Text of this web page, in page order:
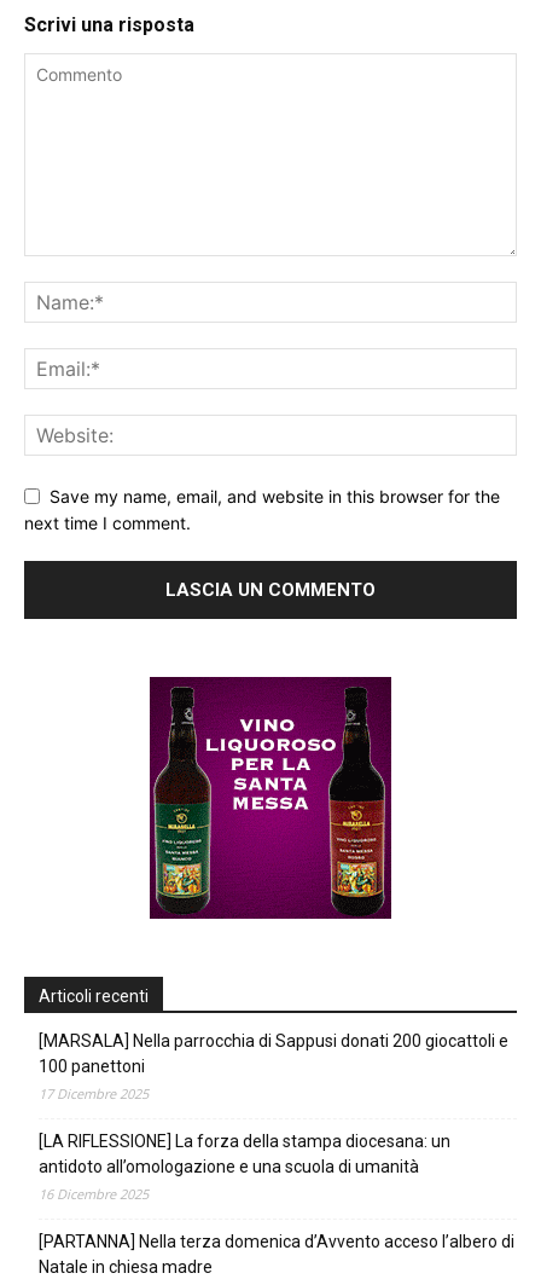
Scrivi una risposta
Save my name, email, and website in this browser for the
next time I comment.
Articoli recenti
[MARSALA] Nella parrocchia di Sappusi donati 200 giocattoli e
100 panettoni
17 Dicembre 2025
[LA RIFLESSIONE] La forza della stampa diocesana: un
antidoto all’omologazione e una scuola di umanità
16 Dicembre 2025
[PARTANNA] Nella terza domenica d’Avvento acceso l’albero di
Natale in chiesa madre